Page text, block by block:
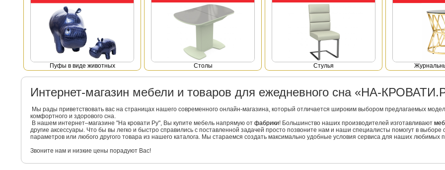
Пуфы в виде животных Столы Стулья
Интернет-магазин мебели и товаров для ежедневного сна «НА-
Мы рады приветствовать вас на страницах нашего современного онлайн-магазина, который отличается широким выбором предлагаемых
комфортного и здорового сна.
В нашем интернет–магазине "На кровати Ру", Вы купите мебель напрямую от фабрики! Большинство наших производителей изготавливают
другие аксессуары. Что бы вы легко и быстро справились с поставленной задачей просто позвоните нам и наши специалисты помогут в выборе
параметров или любого другого товара из нашего каталога. Мы стараемся создать максимально удобные условия сервиса для наших любимых
Звоните нам и низкие цены порадуют Вас!